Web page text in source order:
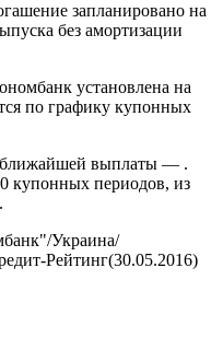
номинал 1 UAH и
инструмент.
запланировано на
без амортизации
установлена на
по графику купонных
выплаты — .
купонных периодов, из
Украина/